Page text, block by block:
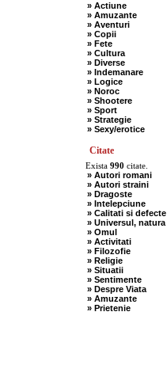
» Actiune
» Amuzante
» Aventuri
» Copii
» Fete
» Cultura
» Diverse
» Indemanare
» Logice
» Noroc
» Shootere
» Sport
» Strategie
» Sexy/erotice
Citate
Exista 990 citate.
» Autori romani
» Autori straini
» Dragoste
» Intelepciune
» Calitati si defecte
» Universul, natura
» Omul
» Activitati
» Filozofie
» Religie
» Situatii
» Sentimente
» Despre Viata
» Amuzante
» Prietenie